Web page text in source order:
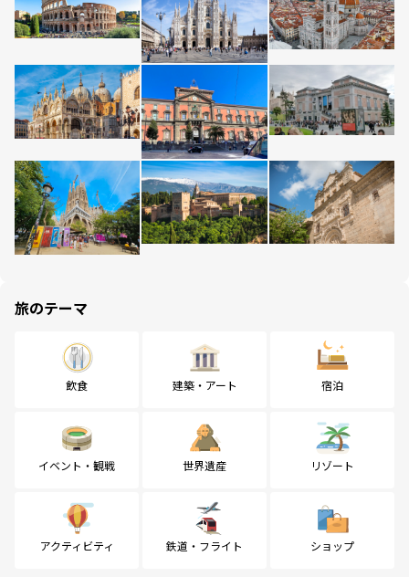
旅のテーマ
飲食 建築・アート 宿泊
イベント・観戦 世界遺産 リゾート
アクティビティ 鉄道・フライト ショップ